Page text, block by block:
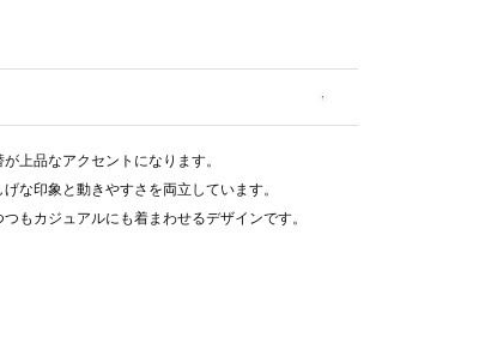
上品なアクセントになります。
な印象と動きやすさを両立しています。
もカジュアルにも着まわせるデザインです。